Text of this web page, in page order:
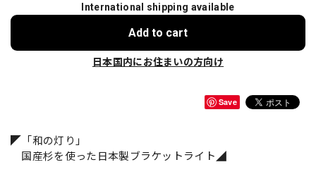
International shipping available
Add to cart
日本国内にお住まいの方向け
Save
◤「和の灯り」
国産杉を使った日本製ブラケットライト◢